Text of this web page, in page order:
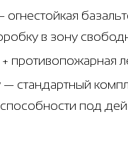
в зону
противопожарная
стандартный
под